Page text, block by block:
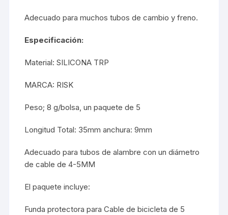
Adecuado para muchos tubos de cambio y freno.
Especificación:
Material: SILICONA TRP
MARCA: RISK
Peso; 8 g/bolsa, un paquete de 5
Longitud Total: 35mm anchura: 9mm
Adecuado para tubos de alambre con un diámetro
de cable de 4-5MM
El paquete incluye:
Funda protectora para Cable de bicicleta de 5